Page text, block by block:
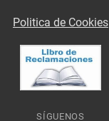
Politica de Cookies
SÍGUENOS